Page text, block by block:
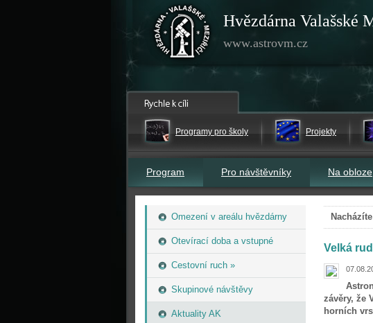
Hvězdárna Valašské
www.astrovm.cz
Programy pro školy Projekty
Program Pro návštěvníky Na obloze
Omezení v areálu hvězdárny
Otevírací doba a vstupné
Cestovní ruch »
Skupinové návštěvy
Aktuality AK
Velká
závěry, že
horních